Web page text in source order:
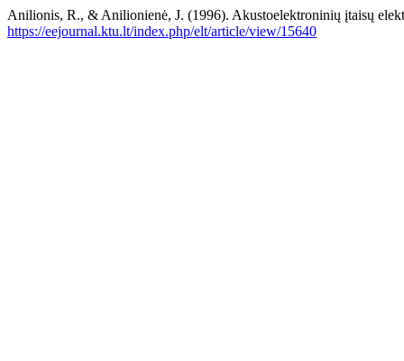
Anilionis, R., & Anilionienė, J. (1996). Akustoelektroninių įtaisų
https://eejournal.ktu.lt/index.php/elt/article/view/15640